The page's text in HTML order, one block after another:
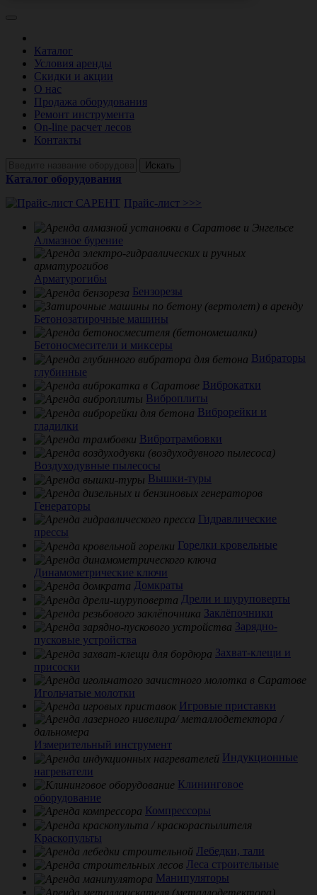
Каталог
Условия аренды
Скидки и акции
О нас
Продажа оборудования
Ремонт инструмента
On-line расчет лесов
Контакты
Искать
Каталог оборудования
Прайс-лист >>>
Алмазное бурение
Арматурогибы
Бензорезы
Бетонозатирочные машины
Бетоносмесители и миксеры
Вибраторы
глубинные
Виброкатки
Виброплиты
Виброрейки и
гладилки
Вибротрамбовки
Воздуходувные пылесосы
Вышки-туры
Генераторы
Гидравлические
прессы
Горелки кровельные
Динамометрические ключи
Домкраты
Дрели и шуруповерты
Заклёпочники
Зарядно-
пусковые устройства
Захват-клещи и
присоски
Игольчатые молотки
Игровые приставки
Измерительный инструмент
Индукционные
нагреватели
Клининговое
оборудование
Компрессоры
Краскопульты
Лебедки, тали
Леса строительные
Манипуляторы